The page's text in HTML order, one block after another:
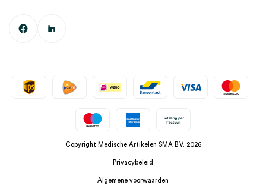
Copyright Medische Artikelen SMA B.V. 2026
Privacybeleid
Algemene voorwaarden